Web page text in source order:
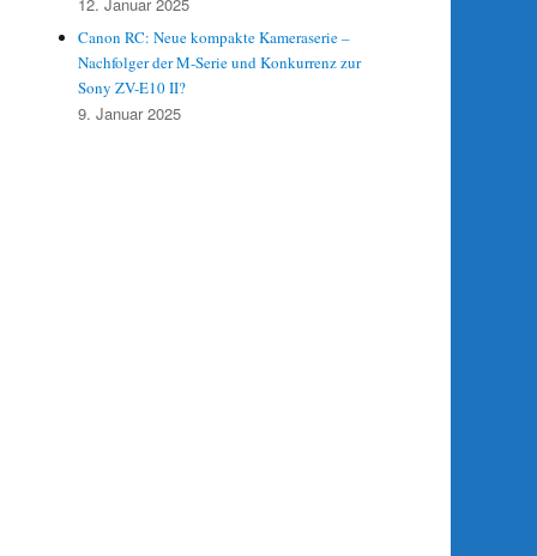
Canon RC: Neue kompakte Kameraserie –
Nachfolger der M-Serie und Konkurrenz zur
Sony ZV-E10 II?
9. Januar 2025